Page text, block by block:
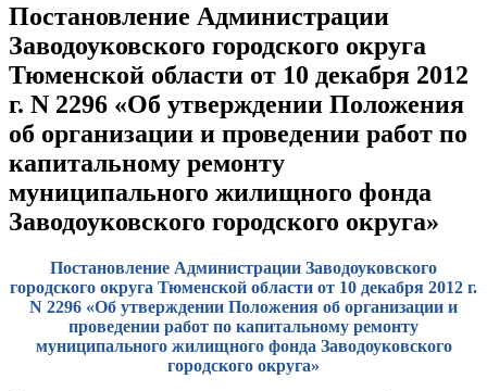
Постановление Администрации
Заводоуковского городского округа
Тюменской области от 10 декабря 2012
г. N 2296 «Об утверждении Положения
об организации и проведении работ по
капитальному ремонту
муниципального жилищного фонда
Заводоуковского городского округа»
Постановление Администрации Заводоуковского
городского округа Тюменской области от 10 декабря 2012 г.
N 2296 «Об утверждении Положения об организации и
проведении работ по капитальному ремонту
муниципального жилищного фонда Заводоуковского
городского округа»